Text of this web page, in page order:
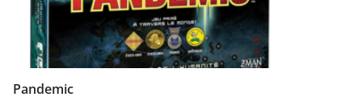
Pandemic